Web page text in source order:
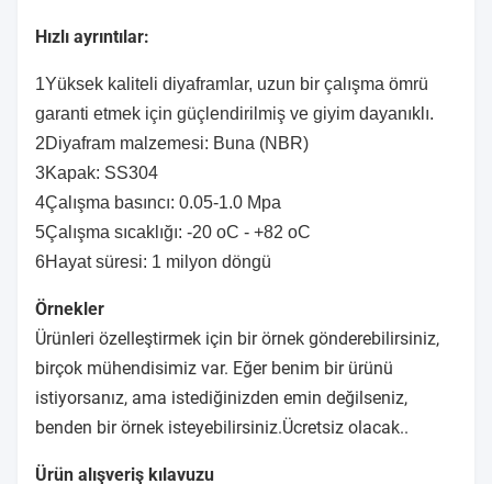
Hızlı ayrıntılar:
1Yüksek kaliteli diyaframlar, uzun bir çalışma ömrü
garanti etmek için güçlendirilmiş ve giyim dayanıklı.
2Diyafram malzemesi: Buna (NBR)
3Kapak: SS304
4Çalışma basıncı: 0.05-1.0 Mpa
5Çalışma sıcaklığı: -20 oC - +82 oC
6Hayat süresi: 1 milyon döngü
Örnekler
Ürünleri özelleştirmek için bir örnek gönderebilirsiniz,
birçok mühendisimiz var. Eğer benim bir ürünü
istiyorsanız, ama istediğinizden emin değilseniz,
benden bir örnek isteyebilirsiniz.Ücretsiz olacak..
Ürün alışveriş kılavuzu